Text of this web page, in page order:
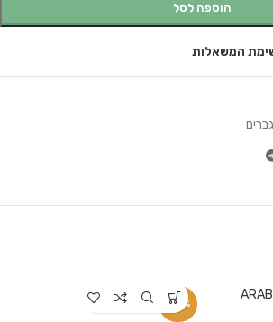
הוספה לסל
המשאלות
-34%